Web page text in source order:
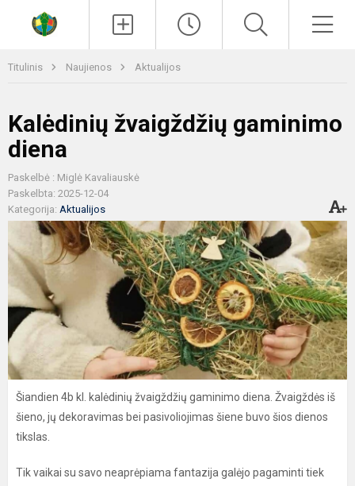
Titulinis Naujienos Aktualijos
Kalėdinių žvaigždžių gaminimo
diena
Paskelbė : Miglė Kavaliauskė
Paskelbta: 2025-12-04
Kategorija: Aktualijos
Šiandien 4b kl. kalėdinių žvaigždžių gaminimo diena. Žvaigždės iš
šieno, jų dekoravimas bei pasivoliojimas šiene buvo šios dienos
tikslas.
Tik vaikai su savo neaprėpiama fantazija galėjo pagaminti tiek